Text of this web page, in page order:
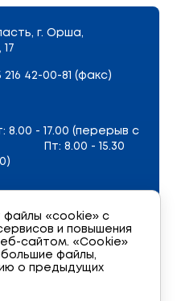
г. Орша,
216 42-00-81 (факс)
- 17.00 (перерыв с
- 15.30
персональных
файлы «cookie» с
и повышения
сайтом. «Cookie»
файлы,
о предыдущих